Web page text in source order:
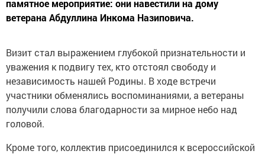
памятное мероприятие: они навестили на дому
ветерана Абдуллина Инкома Назиповича.
Визит стал выражением глубокой признательности и
уважения к подвигу тех, кто отстоял свободу и
независимость нашей Родины. В ходе встречи
участники обменялись воспоминаниями, а ветераны
получили слова благодарности за мирное небо над
головой.
Кроме того, коллектив присоединился к всероссийской